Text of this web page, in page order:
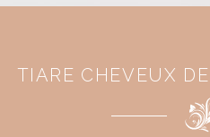
TIARE CHEVEUX